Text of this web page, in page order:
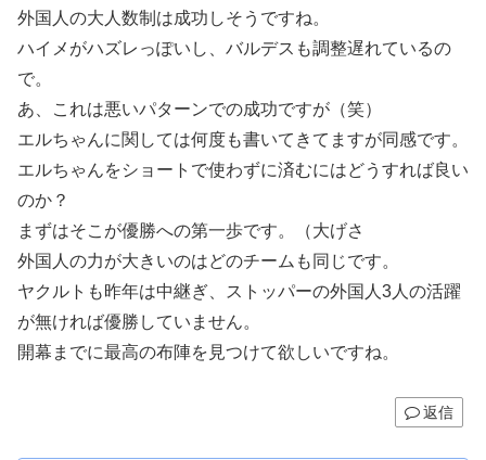
外国人の大人数制は成功しそうですね。
ハイメがハズレっぽいし、バルデスも調整遅れているの
で。
あ、これは悪いパターンでの成功ですが（笑）
エルちゃんに関しては何度も書いてきてますが同感です。
エルちゃんをショートで使わずに済むにはどうすれば良い
のか？
まずはそこが優勝への第一歩です。（大げさ
外国人の力が大きいのはどのチームも同じです。
ヤクルトも昨年は中継ぎ、ストッパーの外国人3人の活躍
が無ければ優勝していません。
開幕までに最高の布陣を見つけて欲しいですね。
返信